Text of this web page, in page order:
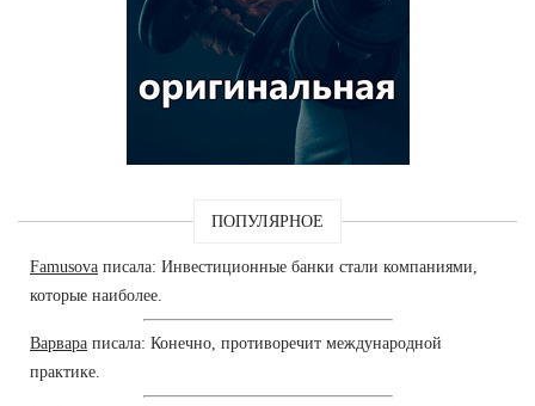
ПОПУЛЯРНОЕ
Famusova писала: Инвестиционные банки стали компаниями,
которые наиболее.
Варвара писала: Конечно, противоречит международной
практике.